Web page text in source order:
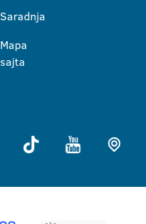
Saradnja
Mapa
sajta